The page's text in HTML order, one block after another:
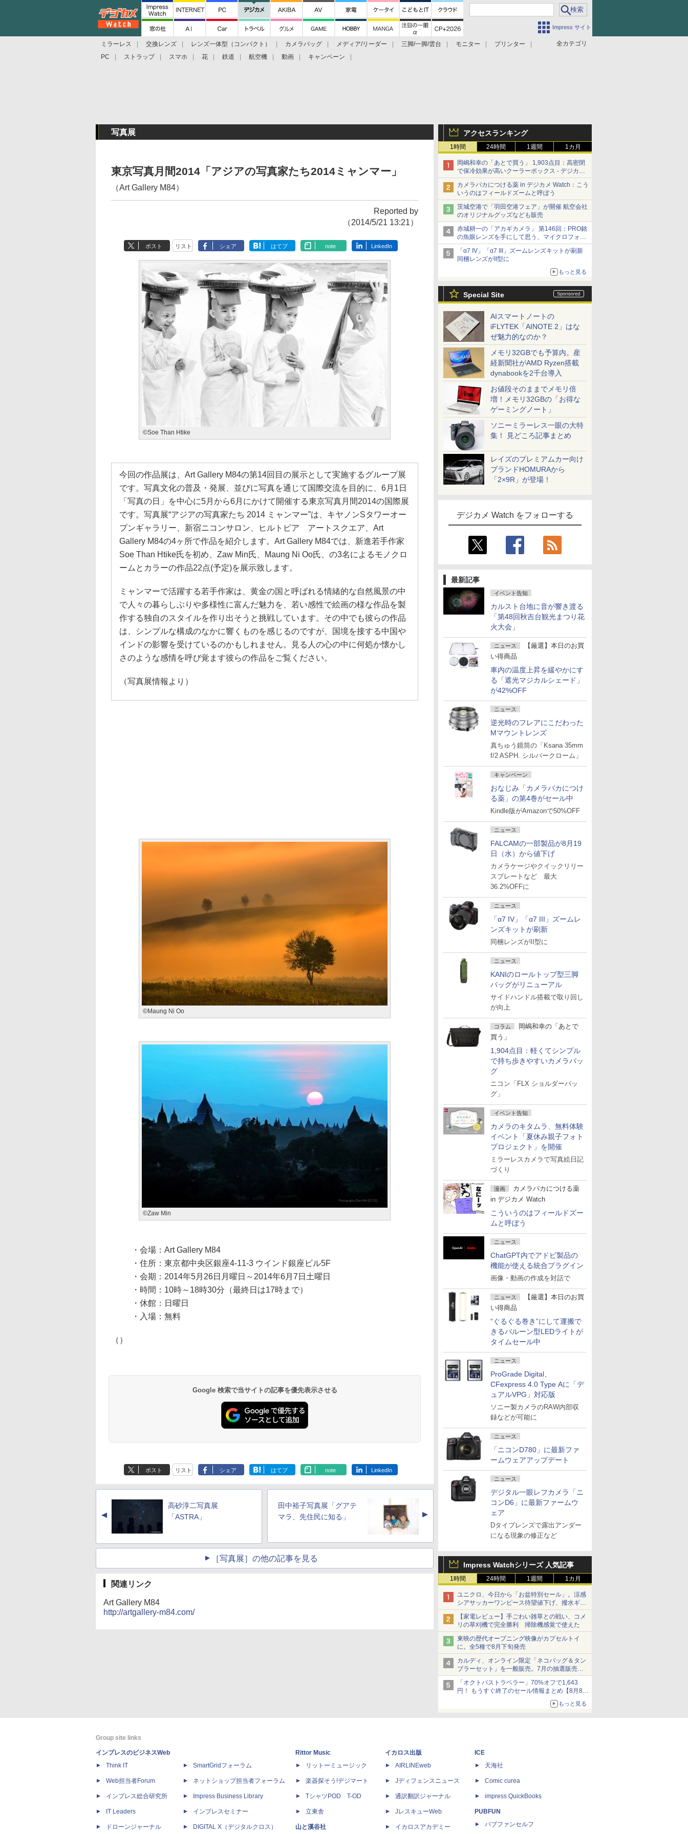
Impress サイト
全カテゴリ
ミラーレス 交換レンズ レンズ一体型（コンパクト） カメラバッグ メディア/リーダー 三脚/一脚/雲台 モニター
プリンター
PC
ストラップ スマホ 花 鉄道 航空機 動画 キャンペーン
アクセスランキング
1時間 24時間 1週間 1カ月
岡嶋和幸の「あとで買う」 1,903点目：高密閉
で保冷効果が高いクーラーボックス - デジカメ
Watch
カメラバカにつける薬 in デジカメ Watch：こう
いうのはフィールドズームと呼ぼう
茨城空港で「羽田空港フェア」が開催 航空会社
のオリジナルグッズなども販売
赤城耕一の「アカギカメラ」 第146回：PRO銘
の魚眼レンズを手にして思う、マイクロフォー
サーズへの期待と可能性
「α7 IV」「α7 III」ズームレンズキットが刷新
同梱レンズがII型に
もっと見る
Special Site
AIスマートノートの
iFLYTEK「AINOTE 2」はな
ぜ魅力的なのか？
メモリ32GBでも予算内。産
経新聞社がAMD Ryzen搭載
dynabookを2千台導入
お値段そのままでメモリ倍
増！メモリ32GBの「お得な
ゲーミングノート」
ソニーミラーレス一眼の大特
集！ 見どころ記事まとめ
レイズのプレミアムカー向け
ブランドHOMURAから
「2×9R」が登場！
デジカメ Watch をフォローする
最新記事
イベント告知
カルスト台地に音が響き渡る
「第48回秋吉台観光まつり花
火大会」
ニュース
【厳選】本日のお買
い得商品
車内の温度上昇を緩やかにす
る「遮光マジカルシェード」
が42%OFF
ニュース
逆光時のフレアにこだわった
Mマウントレンズ
真ちゅう鏡筒の「Ksana 35mm
f/2 ASPH. シルバークローム」
キャンペーン
おなじみ「カメラバカにつけ
る薬」の第4巻がセール中
Kindle版がAmazonで50%OFF
ニュース
FALCAMの一部製品が8月19
日（水）から値下げ
カメラケージやクイックリリー
スプレートなど 最大
36.2%OFFに
ニュース
「α7 IV」「α7 III」ズームレ
ンズキットが刷新
同梱レンズがII型に
ニュース
KANIのロールトップ型三脚
バッグがリニューアル
サイドハンドル搭載で取り回し
が向上
コラム
岡嶋和幸の「あとで
買う」
1,904点目：軽くてシンプル
で持ち歩きやすいカメラバッ
グ
ニコン「FLX ショルダーバッ
グ」
イベント告知
カメラのキタムラ、無料体験
イベント「夏休み親子フォト
プロジェクト」を開催
ミラーレスカメラで写真絵日記
づくり
漫画
カメラバカにつける薬
in デジカメ Watch
こういうのはフィールドズー
ムと呼ぼう
ニュース
ChatGPT内でアドビ製品の
機能が使える統合プラグイン
画像・動画の作成を対話で
ニュース
【厳選】本日のお買
い得商品
“ぐるぐる巻き”にして運搬で
きるバルーン型LEDライトが
タイムセール中
ニュース
ProGrade Digital、
CFexpress 4.0 Type Aに「デ
ュアルVPG」対応版
ソニー製カメラのRAW内部収
録などが可能に
ニュース
「ニコンD780」に最新ファ
ームウェアアップデート
ニュース
デジタル一眼レフカメラ「ニ
コンD6」に最新ファームウ
ェア
Dタイプレンズで露出アンダー
になる現象の修正など
Impress Watchシリーズ 人気記事
1時間 24時間 1週間 1カ月
ユニクロ、今日から「お盆特別セール」。涼感
シアサッカーワンピース待望値下げ、撥水ギア
ショーツは1990円に
【家電レビュー】手ごわい雑草との戦い、コメ
リの草刈機で完全勝利 掃除機感覚で使えた
東映の歴代オープニング映像がカプセルトイ
に。全5種で8月下旬発売
カルディ、オンライン限定「ネコバッグ＆タン
ブラーセット」を一般販売。7月の抽選販売の
当選無効分
「オクトパストラベラー」70%オフで1,643
円！ もうすぐ終了のセール情報まとめ【8月8日
ニンテンドーeショップでは「大神 絶景版」が
もっと見る
写真展
東京写真月間2014「アジアの写真家たち2014ミャンマー」
（Art Gallery M84）
Reported by
（2014/5/21 13:21）
ポスト リスト シェア はてブ note LinkedIn
©Soe Than Htike
今回の作品展は、Art Gallery M84の第14回目の展示として実施するグループ展
です。写真文化の普及・発展、並びに写真を通じて国際交流を目的に、6月1日
「写真の日」を中心に5月から6月にかけて開催する東京写真月間2014の国際展
です。写真展“アジアの写真家たち 2014 ミャンマー”は、キヤノンSタワーオー
プンギャラリー、新宿ニコンサロン、ヒルトピア アートスクエア、Art
Gallery M84の4ヶ所で作品を紹介します。Art Gallery M84では、新進若手作家
Soe Than Htike氏を初め、Zaw Min氏、Maung Ni Oo氏、の3名によるモノクロ
ームとカラーの作品22点(予定)を展示致します。
ミャンマーで活躍する若手作家は、黄金の国と呼ばれる情緒的な自然風景の中
で人々の暮らしぶりや多様性に富んだ魅力を、若い感性で絵画の様な作品を製
作する独自のスタイルを作り出そうと挑戦しています。その中でも彼らの作品
は、シンプルな構成のなかに響くものを感じるのですが、国境を接する中国や
インドの影響を受けているのかもしれません。見る人の心の中に何処か懐かし
さのような感情を呼び覚ます彼らの作品をご覧ください。
（写真展情報より）
©Maung Ni Oo
©Zaw Min
・会場：Art Gallery M84
・住所：東京都中央区銀座4-11-3 ウインド銀座ビル5F
・会期：2014年5月26日月曜日～2014年6月7日土曜日
・時間：10時～18時30分（最終日は17時まで）
・休館：日曜日
・入場：無料
（）
Google 検索で当サイトの記事を優先表示させる
ポスト リスト シェア はてブ note LinkedIn
▲
高砂淳二写真展
「ASTRA」
田中裕子写真展「グアテ
マラ、先住民に知る」
▲
［写真展］の他の記事を見る
関連リンク
Art Gallery M84
http://artgallery-m84.com/
Group site links
インプレスのビジネスWeb
Think IT
Web担当者Forum
インプレス総合研究所
IT Leaders
ドローンジャーナル
SmartGridフォーラム
ネットショップ担当者フォーラム
Impress Business Library
インプレスセミナー
DIGITAL X（デジタルクロス）
Rittor Music
リットーミュージック
楽器探そう!デジマート
TシャツPOD T-OD
立東舎
山と溪谷社
イカロス出版
AIRLINEweb
Jディフェンスニュース
通訳翻訳ジャーナル
JレスキューWeb
イカロスアカデミー
ICE
天海社
Comic curea
impress QuickBooks
PUBFUN
パブファンセルフ